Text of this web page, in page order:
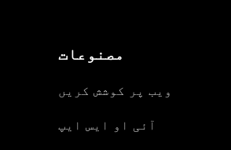
مصنوعات
ویب پر کوشش کریں
آئی او ایس ایپ